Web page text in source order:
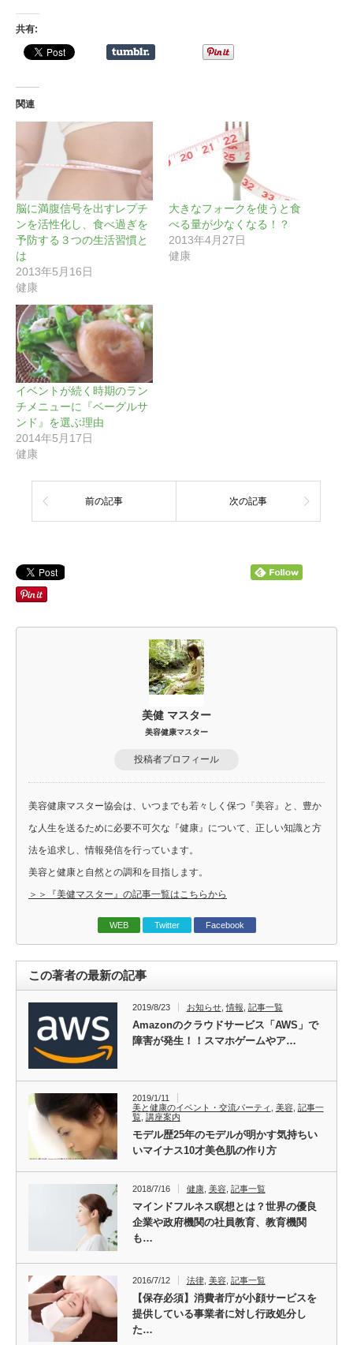
共有:
関連
脳に満腹信号を出すレプチ
ンを活性化し、食べ過ぎを
予防する３つの生活習慣と
は
2013年5月16日
健康
大きなフォークを使うと食
べる量が少なくなる！？
2013年4月27日
健康
イベントが続く時期のラン
チメニューに『ベーグルサ
ンド』を選ぶ理由
2014年5月17日
健康
前の記事 次の記事
美健 マスター
美容健康マスター
投稿者プロフィール
美容健康マスター協会は、いつまでも若々しく保つ『美容』と、豊か
な人生を送るために必要不可欠な『健康』について、正しい知識と方
法を追求し、情報発信を行っています。
美容と健康と自然との調和を目指します。
＞＞『美健マスター』の記事一覧はこちらから
WEB Twitter Facebook
この著者の最新の記事
2019/8/23 お知らせ,情報 記事一覧
Amazonのクラウドサービス「AWS」で
障害が発生！！スマホゲームやア…
2019/1/11
美と健康のイベント・交流パーティ
美容, 記事一
覧, 講座案内
モデル歴25年のモデルが明かす気持ちい
いマイナス10才美色肌の作り方
2018/7/16 健康, 美容, 記事一覧
マインドフルネス瞑想とは？世界の優良
企業や政府機関の社員教育、教育機関
も…
2016/7/12 法律, 美容, 記事一覧
【保存必須】消費者庁が小顔サービスを
提供している事業者に対し行政処分し
た…